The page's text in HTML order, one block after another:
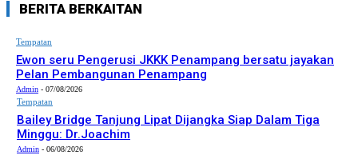
BERITA BERKAITAN
Tempatan
Ewon seru Pengerusi JKKK Penampang bersatu jayakan
Pelan Pembangunan Penampang
Admin - 07/08/2026
Tempatan
Bailey Bridge Tanjung Lipat Dijangka Siap Dalam Tiga
Minggu: Dr.Joachim
Admin - 06/08/2026